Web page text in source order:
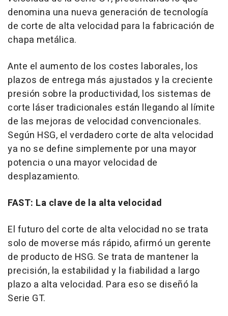
denomina una nueva generación de tecnología
de corte de alta velocidad para la fabricación de
chapa metálica.
Ante el aumento de los costes laborales, los
plazos de entrega más ajustados y la creciente
presión sobre la productividad, los sistemas de
corte láser tradicionales están llegando al límite
de las mejoras de velocidad convencionales.
Según HSG, el verdadero corte de alta velocidad
ya no se define simplemente por una mayor
potencia o una mayor velocidad de
desplazamiento.
FAST: La clave de la alta velocidad
El futuro del corte de alta velocidad no se trata
solo de moverse más rápido, afirmó un gerente
de producto de HSG. Se trata de mantener la
precisión, la estabilidad y la fiabilidad a largo
plazo a alta velocidad. Para eso se diseñó la
Serie GT.